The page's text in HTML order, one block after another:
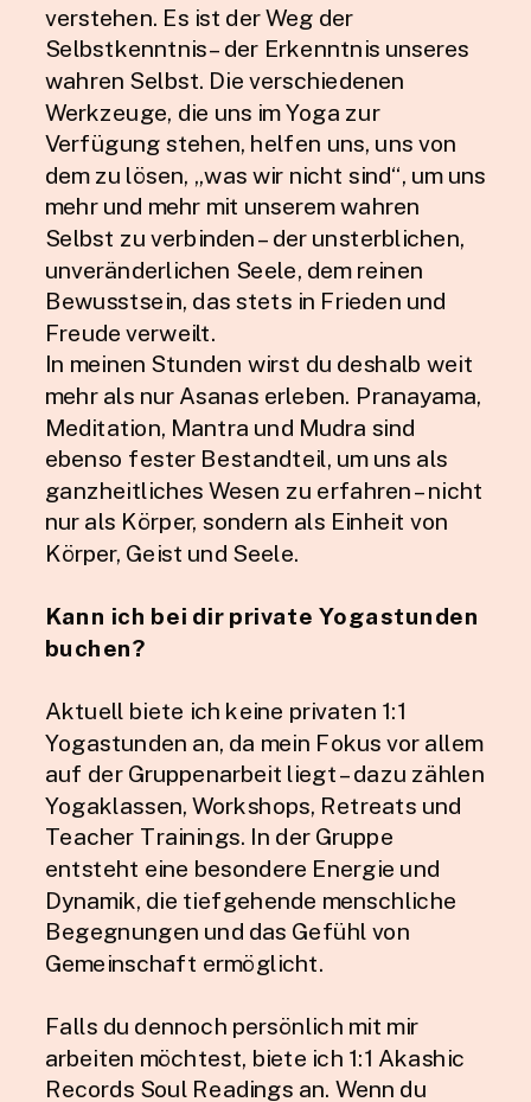
verstehen. Es ist der Weg der
Selbstkenntnis – der Erkenntnis unseres
wahren Selbst. Die verschiedenen
Werkzeuge, die uns im Yoga zur
Verfügung stehen, helfen uns, uns von
dem zu lösen, „was wir nicht sind“, um uns
mehr und mehr mit unserem wahren
Selbst zu verbinden – der unsterblichen,
unveränderlichen Seele, dem reinen
Bewusstsein, das stets in Frieden und
Freude verweilt.
In meinen Stunden wirst du deshalb weit
mehr als nur Asanas erleben. Pranayama,
Meditation, Mantra und Mudra sind
ebenso fester Bestandteil, um uns als
ganzheitliches Wesen zu erfahren – nicht
nur als Körper, sondern als Einheit von
Körper, Geist und Seele.
Kann ich bei dir private Yogastunden
buchen?
Aktuell biete ich keine privaten 1:1
Yogastunden an, da mein Fokus vor allem
auf der Gruppenarbeit liegt – dazu zählen
Yogaklassen, Workshops, Retreats und
Teacher Trainings. In der Gruppe
entsteht eine besondere Energie und
Dynamik, die tiefgehende menschliche
Begegnungen und das Gefühl von
Gemeinschaft ermöglicht.
Falls du dennoch persönlich mit mir
arbeiten möchtest, biete ich 1:1 Akashic
Records Soul Readings an. Wenn du